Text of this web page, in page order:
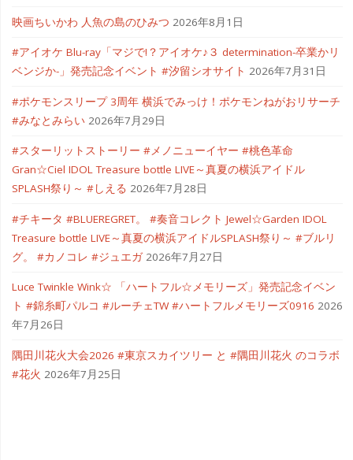
映画ちいかわ 人魚の島のひみつ 2026年8月1日
#アイオケ Blu-ray「マジで!？アイオケ♪３ determination-卒業かリ
ベンジか-」発売記念イベント #汐留シオサイト 2026年7月31日
#ポケモンスリープ 3周年 横浜でみっけ！ポケモンねがおリサーチ
#みなとみらい 2026年7月29日
#スターリットストーリー #メノニューイヤー #桃色革命
Gran☆Ciel IDOL Treasure bottle LIVE～真夏の横浜アイドル
SPLASH祭り～ #しえる 2026年7月28日
#チキータ #BLUEREGRET。 #奏音コレクト Jewel☆Garden IDOL
Treasure bottle LIVE～真夏の横浜アイドルSPLASH祭り～ #ブルリ
グ。 #カノコレ #ジュエガ 2026年7月27日
Luce Twinkle Wink☆ 「ハートフル☆メモリーズ」発売記念イベン
ト #錦糸町パルコ #ルーチェTW #ハートフルメモリーズ0916 2026
年7月26日
隅田川花火大会2026 #東京スカイツリー と #隅田川花火 のコラボ
#花火 2026年7月25日